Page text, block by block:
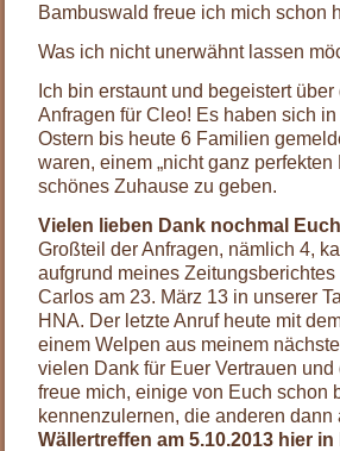
Bambuswald freue ich mich schon
Was ich nicht unerwähnt lassen
Ich bin erstaunt und begeistert
Anfragen für Cleo! Es haben sich
Ostern bis heute 6 Familien
waren, einem „nicht ganz perfekten
schönes Zuhause zu geben.
Vielen lieben Dank nochmal
Großteil der Anfragen, nämlich 4,
aufgrund meines
Carlos am 23. März 13 in unserer
HNA. Der letzte Anruf heute mit
einem Welpen aus meinem
vielen Dank für Euer Vertrauen und
freue mich, einige von Euch schon
kennenzulernen, die anderen dann
Wällertreffen am 5.10.2013 hier